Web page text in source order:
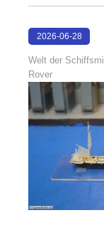
2026-06-28
Welt der
Rover